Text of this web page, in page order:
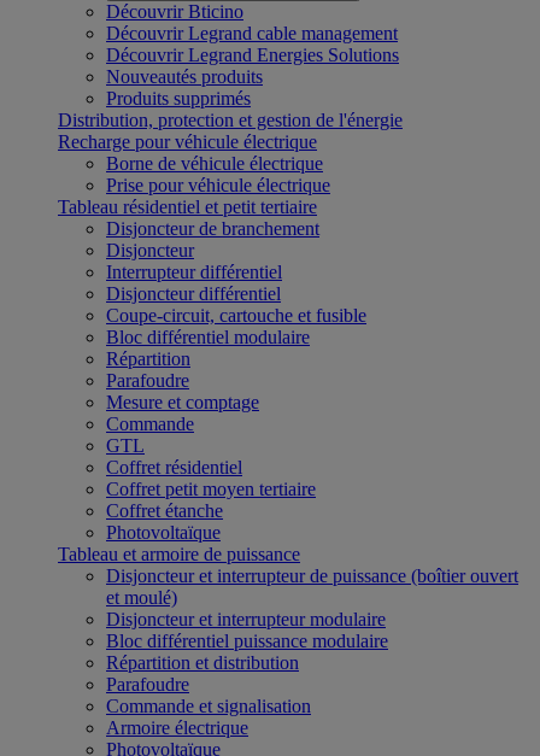
Découvrir Bticino
Découvrir Legrand cable management
Découvrir Legrand Energies Solutions
Nouveautés produits
Produits supprimés
Distribution, protection et gestion de l'énergie
Recharge pour véhicule électrique
Borne de véhicule électrique
Prise pour véhicule électrique
Tableau résidentiel et petit tertiaire
Disjoncteur de branchement
Disjoncteur
Interrupteur différentiel
Disjoncteur différentiel
Coupe-circuit, cartouche et fusible
Bloc différentiel modulaire
Répartition
Parafoudre
Mesure et comptage
Commande
GTL
Coffret résidentiel
Coffret petit moyen tertiaire
Coffret étanche
Photovoltaïque
Tableau et armoire de puissance
Disjoncteur et interrupteur de puissance (boîtier ouvert
et moulé)
Disjoncteur et interrupteur modulaire
Bloc différentiel puissance modulaire
Répartition et distribution
Parafoudre
Commande et signalisation
Armoire électrique
Photovoltaïque